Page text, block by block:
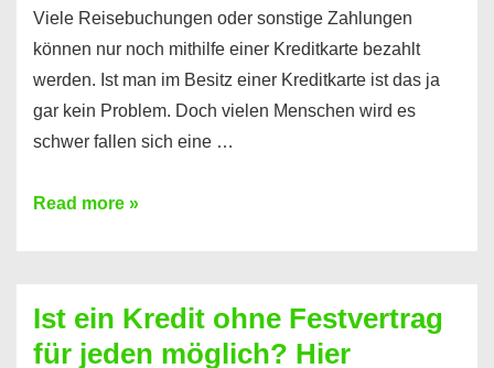
Viele Reisebuchungen oder sonstige Zahlungen
können nur noch mithilfe einer Kreditkarte bezahlt
werden. Ist man im Besitz einer Kreditkarte ist das ja
gar kein Problem. Doch vielen Menschen wird es
schwer fallen sich eine …
Kreditkarte
Prepaid
ist
Read more »
Ist ein Kredit ohne Festvertrag
für jeden möglich? Hier